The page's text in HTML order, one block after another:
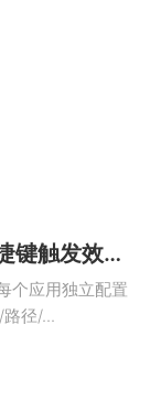
CirMenu v2.7.2 Mac圆盘菜单快捷键触发效率工具
个应用独立配置
径/...